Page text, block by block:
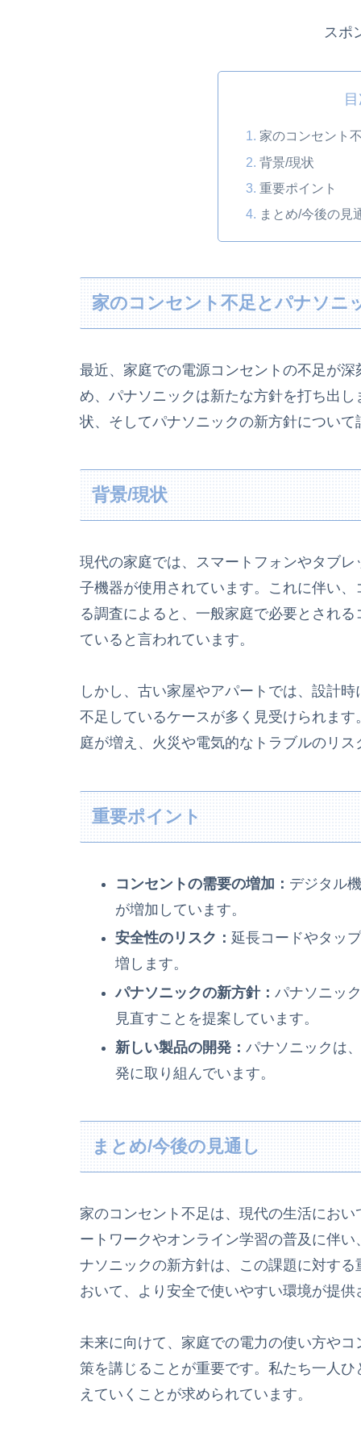
スポ
家のコンセント
背景/現状
重要ポイント
まとめ/今後の見
家のコンセント不足とパナソニ
最近、家庭での電源コンセントの不足が
め、パナソニックは新たな方針を打ち出
状、そしてパナソニックの新方針につい
背景/現状
現代の家庭では、スマートフォンやタブ
子機器が使用されています。これに伴い
る調査によると、一般家庭で必要とされ
ていると言われています。
しかし、古い家屋やアパートでは、設計
不足しているケースが多く見受けられま
庭が増え、火災や電気的なトラブルのリ
重要ポイント
コンセントの需要の増加： デジタル
が増加しています。
安全性のリスク： 延長コードやタッ
増します。
パナソニックの新方針： パナソニッ
見直すことを提案しています。
新しい製品の開発： パナソニックは
発に取り組んでいます。
まとめ/今後の見通し
家のコンセント不足は、現代の生活にお
ートワークやオンライン学習の普及に伴
ナソニックの新方針は、この課題に対す
おいて、より安全で使いやすい環境が提
未来に向けて、家庭での電力の使い方や
策を講じることが重要です。私たち一人
えていくことが求められています。